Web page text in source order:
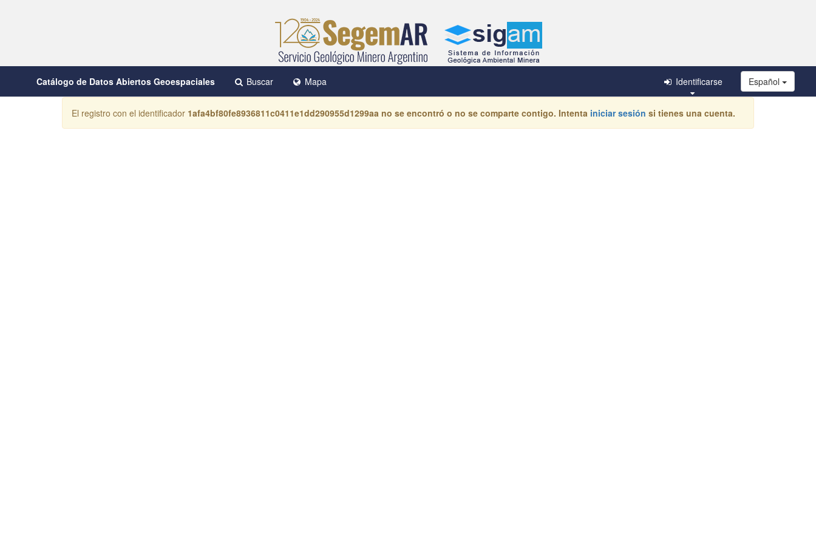
Catálogo de Datos Abiertos Geoespaciales Buscar Mapa Español
Identificarse
El registro con el identificador 1afa4bf80fe8936811c0411e1dd290955d1299aa no se encontró o no se comparte contigo. Intenta iniciar sesión si tienes una cuenta.